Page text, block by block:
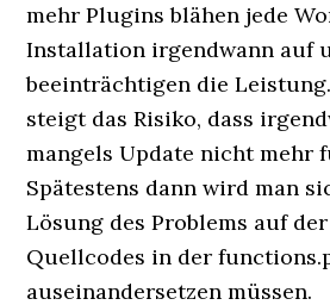
mehr Plugins blähen jede
Installation irgendwann auf
beeinträchtigen die
steigt das Risiko, dass
mangels Update nicht mehr
Spätestens dann wird man
Lösung des Problems auf der
Quellcodes in der
auseinandersetzen müssen.